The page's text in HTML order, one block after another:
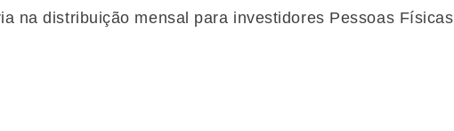
na distribuição mensal para investidores Pessoas Físicas